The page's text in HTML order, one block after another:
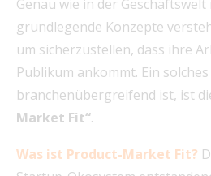
Genau wie in der
grundlegende Konzepte
um sicherzustellen, dass ihre
Publikum ankommt. Ein
branchenübergreifend ist, ist
Market Fit“.
Was ist Product-Market Fit?